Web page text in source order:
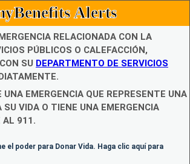
Alerts
RELACIONADA CON LA
PÚBLICOS O CALEFACCIÓN,
SU DEPARTMENTO DE SERVICIOS
EMERGENCIA QUE REPRESENTE UNA
VIDA O TIENE UNA EMERGENCIA
AL 911.
el poder para Donar Vida. Haga clic aquí para